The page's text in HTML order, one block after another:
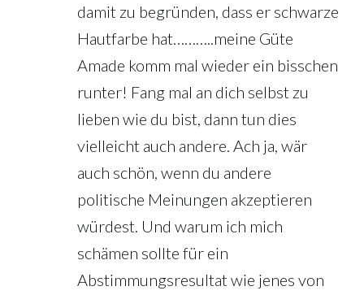
damit zu begründen, dass er schwarze
Hautfarbe hat………..meine Güte
Amade komm mal wieder ein bisschen
runter! Fang mal an dich selbst zu
lieben wie du bist, dann tun dies
vielleicht auch andere. Ach ja, wär
auch schön, wenn du andere
politische Meinungen akzeptieren
würdest. Und warum ich mich
schämen sollte für ein
Abstimmungsresultat wie jenes von